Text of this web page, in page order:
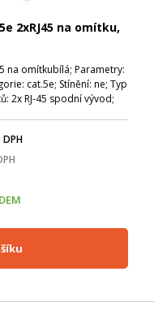
2xRJ45 na omítku,
na omítkubílá; Parametry:
cat.5e; Stínění: ne; Typ
2x RJ-45 spodní vývod;